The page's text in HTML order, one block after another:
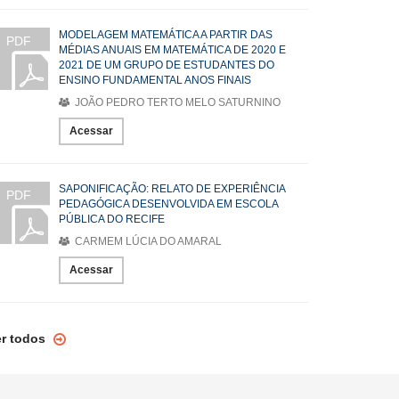
PDF
MODELAGEM MATEMÁTICA A PARTIR DAS
MÉDIAS ANUAIS EM MATEMÁTICA DE 2020 E
2021 DE UM GRUPO DE ESTUDANTES DO
ENSINO FUNDAMENTAL ANOS FINAIS
JOÃO PEDRO TERTO MELO SATURNINO
Acessar
PDF
SAPONIFICAÇÃO: RELATO DE EXPERIÊNCIA
PEDAGÓGICA DESENVOLVIDA EM ESCOLA
PÚBLICA DO RECIFE
CARMEM LÚCIA DO AMARAL
Acessar
todos